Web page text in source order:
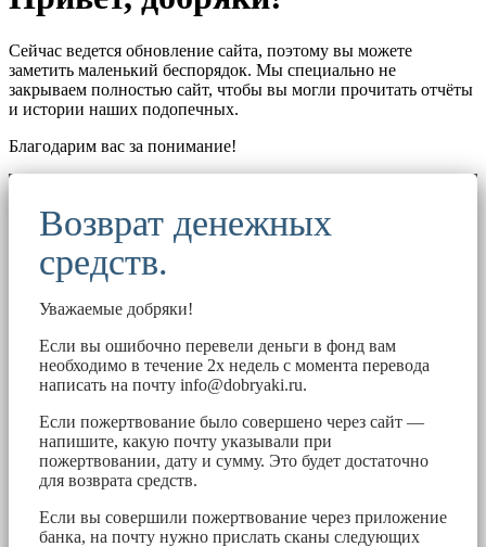
Сейчас ведется обновление сайта, поэтому вы можете
заметить маленький беспорядок. Мы специально не
закрываем полностью сайт, чтобы вы могли прочитать отчёты
и истории наших подопечных.
Благодарим вас за понимание!
Возврат денежных
средств.
Уважаемые добряки!
Если вы ошибочно перевели деньги в фонд вам
необходимо в течение 2х недель с момента перевода
написать на почту info@dobryaki.ru.
Если пожертвование было совершено через сайт —
напишите, какую почту указывали при
пожертвовании, дату и сумму. Это будет достаточно
для возврата средств.
Если вы совершили пожертвование через приложение
банка, на почту нужно прислать сканы следующих